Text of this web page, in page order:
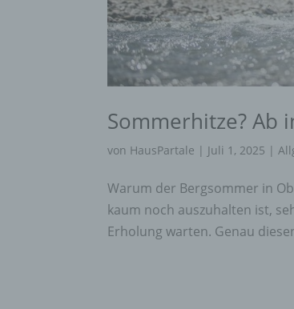
Sommerhitze? Ab
von HausPartale | Juli 1, 2025 |
Warum der Bergsommer in
kaum noch auszuhalten ist,
Erholung warten. Genau